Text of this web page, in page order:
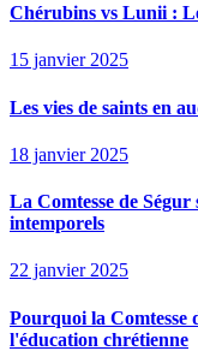
Chérubins vs Lunii :
15 janvier 2025
Les vies de saints en
18 janvier 2025
La Comtesse de
intemporels
22 janvier 2025
Pourquoi la Comtesse
l'éducation chrétienne